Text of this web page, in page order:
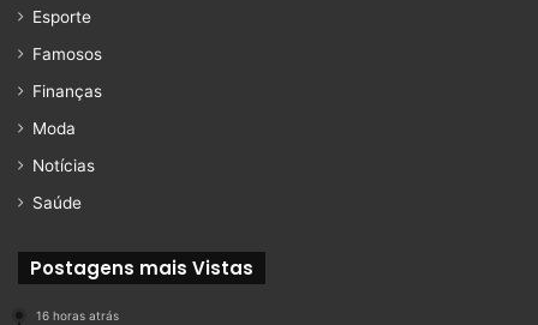
Esporte
Famosos
Finanças
Moda
Notícias
Saúde
Postagens mais Vistas
16 horas atrás